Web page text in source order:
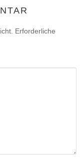
Erforderliche